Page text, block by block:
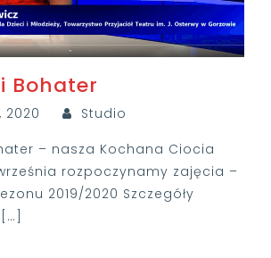
Bohater
2020
Studio
– nasza Kochana Ciocia
rozpoczynamy zajęcia –
2019/2020 Szczegóły